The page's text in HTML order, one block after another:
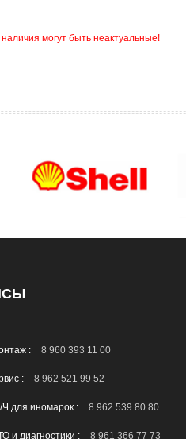
могут быть неактуальные!
: 8 960 393 11 00
: 8 962 521 99 52
Ч для иномарок : 8 962 539 80 80
и диагностики : 8 961 366 77 73